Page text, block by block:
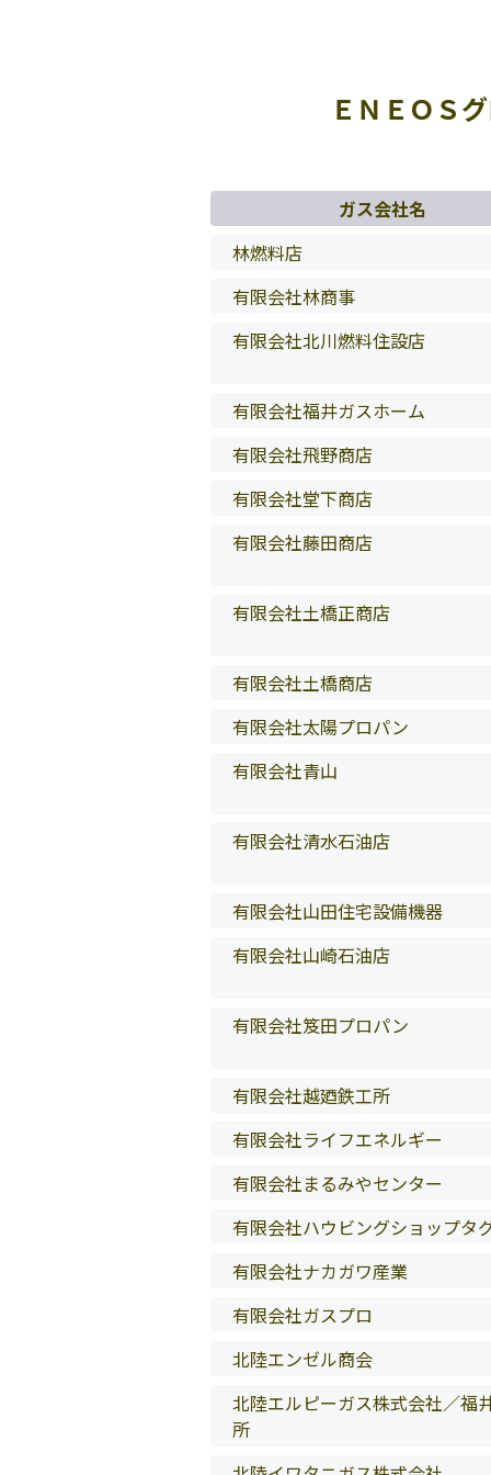
ＥＮＥＯＳ
ガス会社名
林燃料店
有限会社林商事
有限会社北川燃料住設店
有限会社福井ガスホーム
有限会社飛野商店
有限会社堂下商店
有限会社藤田商店
有限会社土橋正商店
有限会社土橋商店
有限会社太陽プロパン
有限会社青山
有限会社清水石油店
有限会社山田住宅設備機器
有限会社山崎石油店
有限会社笈田プロパン
有限会社越廼鉄工所
有限会社ライフエネルギー
有限会社まるみやセンター
有限会社ハウビングショップタ
有限会社ナカガワ産業
有限会社ガスプロ
北陸エンゼル商会
北陸エルピーガス株式会社／福
所